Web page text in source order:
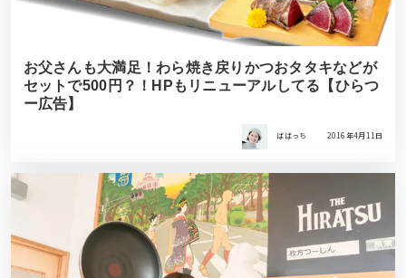
お父さんも大満足！わら焼き戻りかつおタタキなどが
セットで500円？！HPもリニューアルしてる【ひらつ
ー広告】
ばばっち 2016年4月11日